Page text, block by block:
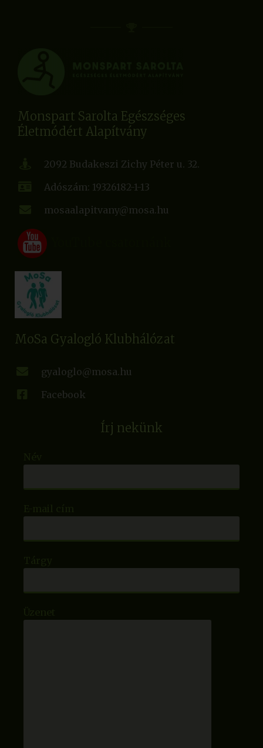
Monspart Sarolta Egészséges
Életmódért Alapítvány
2092 Budakeszi Zichy Péter u. 32.
Adószám: 19326182-1-13
mosaalapitvany@mosa.hu
MoSa Gyalogló Klubhálózat
gyaloglo@mosa.hu
Facebook
Írj nekünk